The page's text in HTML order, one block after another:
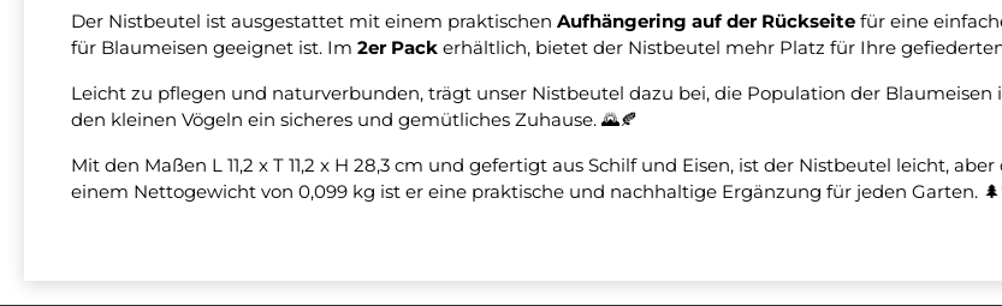
Der Nistbeutel ist ausgestattet mit einem praktischen Aufhängering auf der Rückseite für eine
für Blaumeisen geeignet ist. Im 2er Pack erhältlich, bietet der Nistbeutel mehr Platz für Ihre
Leicht zu pflegen und naturverbunden, trägt unser Nistbeutel dazu bei, die Population der
den kleinen Vögeln ein sicheres und gemütliches Zuhause. 🌄🍂
Mit den Maßen L 11,2 x T 11,2 x H 28,3 cm und gefertigt aus Schilf und Eisen, ist der Nistbeutel leicht,
einem Nettogewicht von 0,099 kg ist er eine praktische und nachhaltige Ergänzung für jeden Garten.